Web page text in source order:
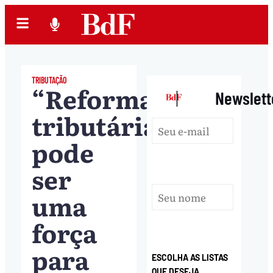
TRIBUTAÇÃO
“Reforma
tributária
pode
ser
uma
força
para
|
ESCOLHA AS LISTAS